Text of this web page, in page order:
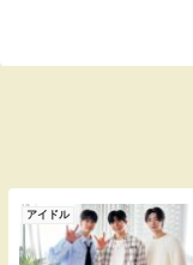
アイドル